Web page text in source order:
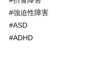
#強迫性障害
#ASD
#ADHD